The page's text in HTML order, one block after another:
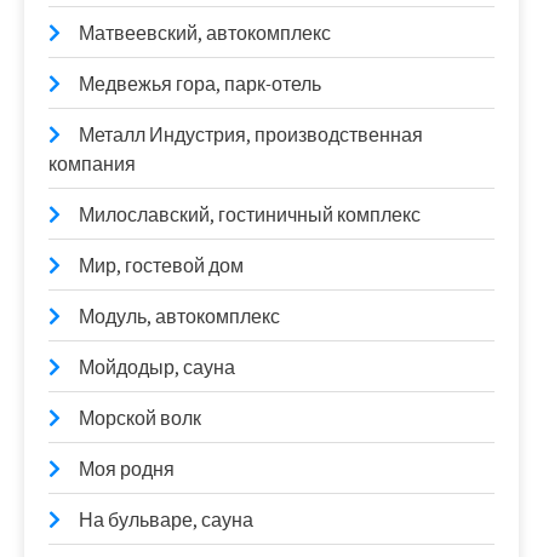
Матвеевский, автокомплекс
Медвежья гора, парк-отель
Металл Индустрия, производственная
компания
Милославский, гостиничный комплекс
Мир, гостевой дом
Модуль, автокомплекс
Мойдодыр, сауна
Морской волк
Моя родня
На бульваре, сауна